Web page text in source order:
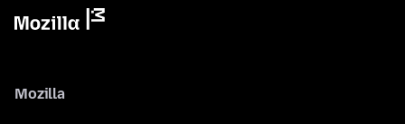
Mozilla